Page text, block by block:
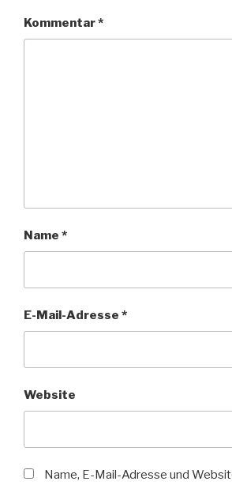
Kommentar*
Name *
E-Mail-Adresse *
Website
Name, E-Mail-Adresse und